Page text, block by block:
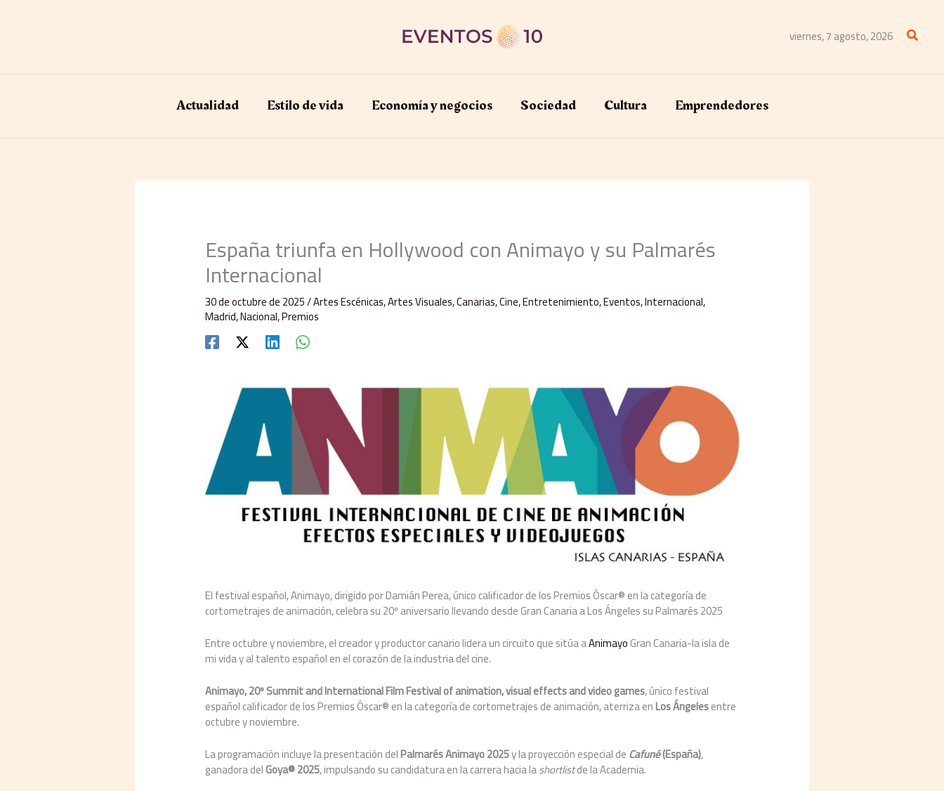
viernes, 7 agosto, 2026 Buscar
Actualidad Estilo de vida Economía y negocios​ Sociedad Cultura Emprendedores
España triunfa en Hollywood con Animayo y su Palmarés
Internacional
30 de octubre de 2025/Artes Escénicas,Artes Visuales,Canarias,Cine,Entretenimiento,Eventos,Internacional,
Madrid,Nacional,Premios
El festival español, Animayo, dirigido por Damián Perea, único calificador de los Premios Óscar® en la categoría de
cortometrajes de animación, celebra su 20º aniversario llevando desde Gran Canaria a Los Ángeles su Palmarés 2025
Entre octubre y noviembre, el creador y productor canario lidera un circuito que sitúa aAnimayoGran Canaria-la isla de
mi vida y al talento español en el corazón de la industria del cine.
Animayo, 20º Summit and International Film Festival of animation, visual effects and video games, único festival
español calificador de los Premios Óscar® en la categoría de cortometrajes de animación, aterriza enLos Ángelesentre
octubre y noviembre.
La programación incluye la presentación delPalmarés Animayo 2025y la proyección especial deCafuné(España),
ganadora delGoya® 2025, impulsando su candidatura en la carrera hacia lashortlistde la Academia.